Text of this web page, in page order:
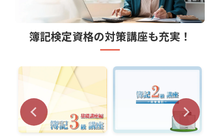
簿記検定資格の対策講座も充実！